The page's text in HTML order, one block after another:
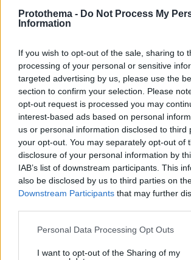
Protothema - Do Not Process My
Information
If you wish to opt-out of the sale, sharing to
processing of your personal or sensitive
targeted advertising by us, please use the
section to confirm your selection. Please
opt-out request is processed you may
interest-based ads based on personal
us or personal information disclosed to third
your opt-out. You may separately opt-out of
disclosure of your personal information by
IAB’s list of downstream participants. This
also be disclosed by us to third parties on
Downstream Participants that may further
Please note that this website/app uses one
not limited to your visit or usage behaviour.
Personal Data Processing Opt Outs
I want to opt-out of the Sharing of my
θα κάνει στα midterms elections.
έχει να γίνει και πόσο εύκολα θα
τον πορτοκαλί κλόουν.
ΑΠΑΝΤΗΣΗ
είπε ο Κρις7
15.05.2025, 12:51
που δεν είναι κλόουν όπως ο
πολύ ανώτερος 🤣😂🤣😂
ΑΠΑΝΤΗΣΗ
15.05.2025, 10:23
Να το έκαναν αυτό και κάποιοι
ΑΠΑΝΤΗΣΗ
ΠΡΟΣΘΗΚΗ ΣΧΟΛΙΟΥ